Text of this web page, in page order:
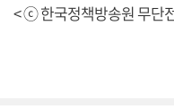
< ⓒ 한국정책방송원 무단